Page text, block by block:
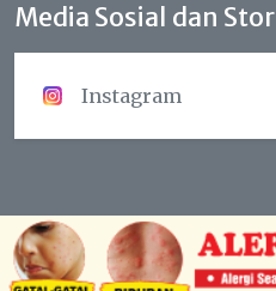
Media Sosial dan
Instagram